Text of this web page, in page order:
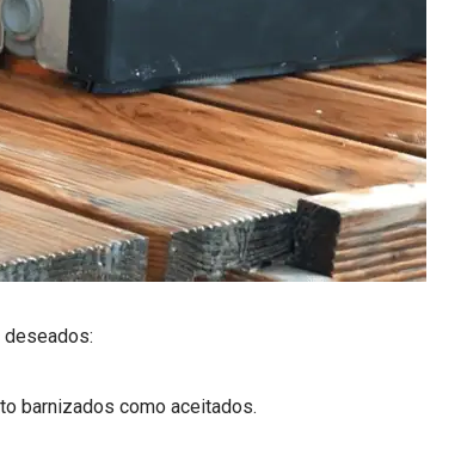
barnizados como aceitados.